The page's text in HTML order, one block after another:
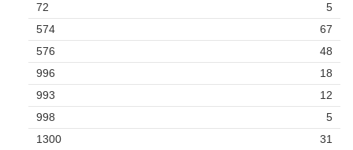
72
5
574
67
576
48
996
18
993
12
998
5
1300
31